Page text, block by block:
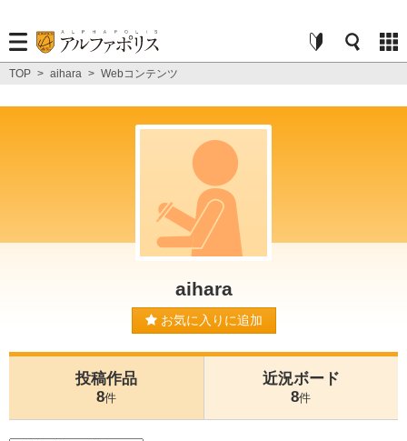
TOP > aihara > Webコンテンツ
aihara
お気に入りに追加
投稿作品
8件
近況ボード
8件